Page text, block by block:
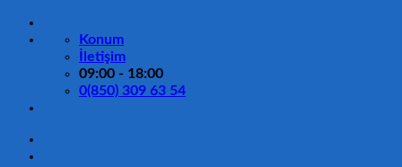
İçeriğe
Konum
İletişim
09:00 - 18:00
0(850) 309 63 54